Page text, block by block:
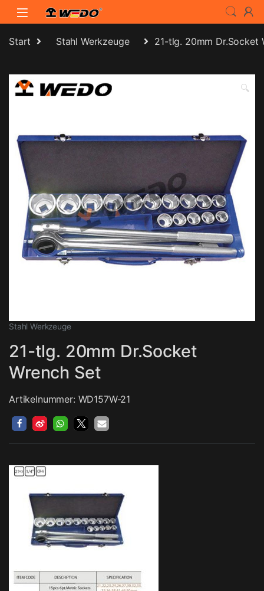
Skip to navigation
Skip to content
Start Stahl Werkzeuge 21-tlg. 20mm Dr.Socket
🔍
Stahl Werkzeuge
21-tlg. 20mm Dr.Socket
Wrench Set
Artikelnummer: WD157W-21